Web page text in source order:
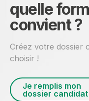
quelle
convient ?
Créez votre dossier
choisir !
Je remplis mon
dossier candidat